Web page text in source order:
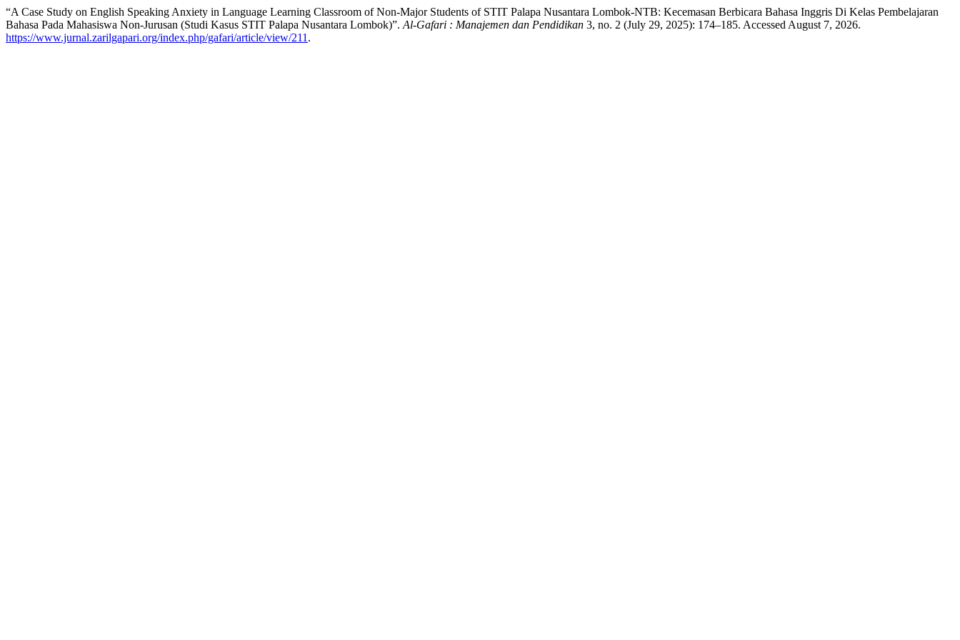
“A Case Study on English Speaking Anxiety in Language Learning Classroom of Non-Major Students of STIT Palapa Nusantara Lombok-NTB: Kecemasan Berbicara Bahasa Inggris Di Kelas Pembelajaran
Bahasa Pada Mahasiswa Non-Jurusan (Studi Kasus STIT Palapa Nusantara Lombok)”. Al-Gafari : Manajemen dan Pendidikan 3, no. 2 (July 29, 2025): 174–185. Accessed August 7, 2026.
https://www.jurnal.zarilgapari.org/index.php/gafari/article/view/211 .